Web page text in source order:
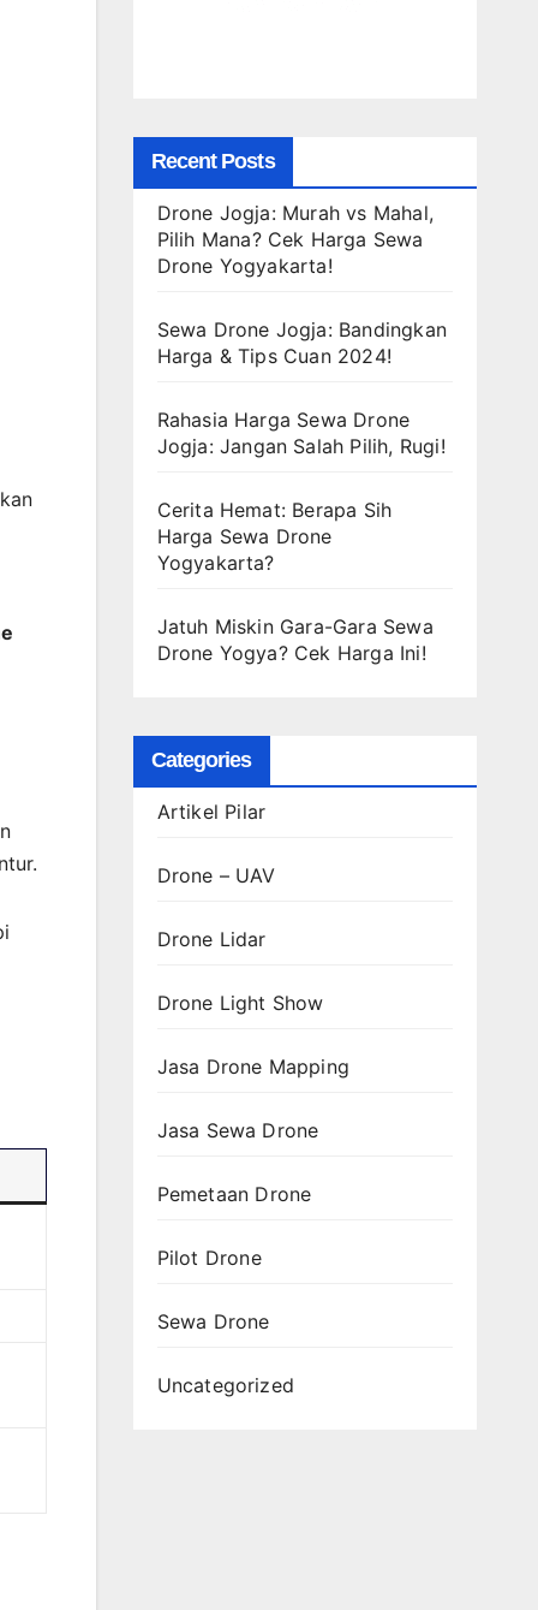
Recent Posts
Drone Jogja: Murah vs Mahal,
Pilih Mana? Cek Harga Sewa
Drone Yogyakarta!
Sewa Drone Jogja: Bandingkan
Harga & Tips Cuan 2024!
Rahasia Harga Sewa Drone
Jogja: Jangan Salah Pilih, Rugi!
Cerita Hemat: Berapa Sih
Harga Sewa Drone
Yogyakarta?
Jatuh Miskin Gara-Gara Sewa
Drone Yogya? Cek Harga Ini!
Categories
Artikel Pilar
Drone – UAV
Drone Lidar
Drone Light Show
Jasa Drone Mapping
Jasa Sewa Drone
Pemetaan Drone
Pilot Drone
Sewa Drone
Uncategorized